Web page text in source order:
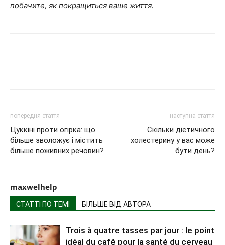
побачите, як покращиться ваше життя.
попередня стаття
Цуккіні проти огірка: що
більше зволожує і містить
більше поживних речовин?
наступна стаття
Скільки дієтичного
холестерину у вас може
бути день?
maxwelhelp
СТАТТІ ПО ТЕМІ БІЛЬШЕ ВІД АВТОРА
Trois à quatre tasses par jour : le point
idéal du café pour la santé du cerveau